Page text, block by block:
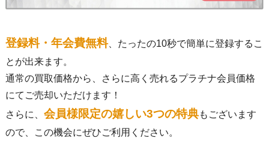
登録料・年会費無料、たったの10秒で簡単に登録するこ
とが出来ます。
通常の買取価格から、さらに高く売れるプラチナ会員価格
にてご売却いただけます！
さらに、 会員様限定の嬉しい3つの特典もございます
ので、この機会にぜひご利用ください。